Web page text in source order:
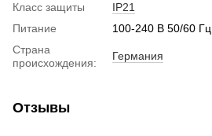
Класс защиты
IP21
Питание
100-240 В 50/60 Гц
Страна
происхождения:
Германия
Отзывы